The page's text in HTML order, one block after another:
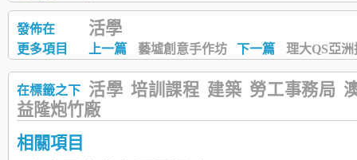
發佈在 活學
更多項目 上一篇 藝墟創意手作坊 下一篇 理大QS亞
在標籤之下 活學 培訓課程 建築 勞工事務局
益隆炮竹廠
相關項目